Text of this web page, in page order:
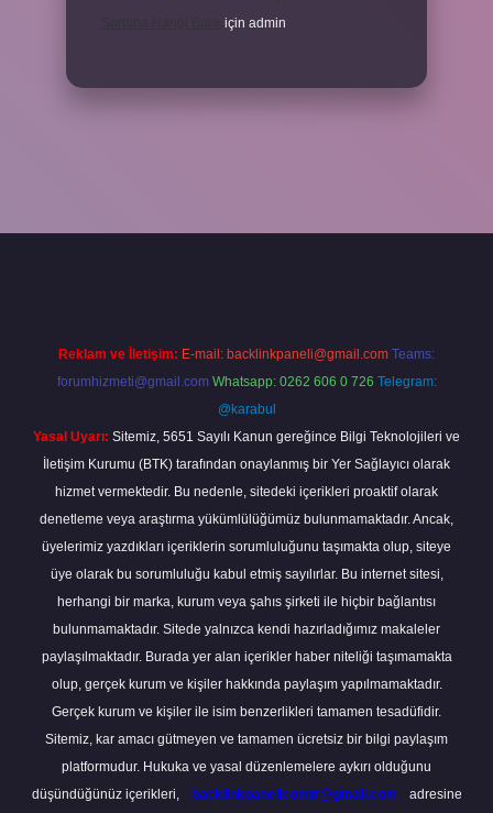
için admin
Reklam ve İletişim: E-mail: backlinkpaneli@gmail.com Teams:
forumhizmeti@gmail.com Whatsapp: 0262 606 0 726 Telegram:
@karabul
Yasal Uyarı: Sitemiz, 5651 Sayılı Kanun gereğince Bilgi Teknolojileri ve
İletişim Kurumu (BTK) tarafından onaylanmış bir Yer Sağlayıcı olarak
hizmet vermektedir. Bu nedenle, sitedeki içerikleri proaktif olarak
denetleme veya araştırma yükümlülüğümüz bulunmamaktadır. Ancak,
üyelerimiz yazdıkları içeriklerin sorumluluğunu taşımakta olup, siteye
üye olarak bu sorumluluğu kabul etmiş sayılırlar. Bu internet sitesi,
herhangi bir marka, kurum veya şahıs şirketi ile hiçbir bağlantısı
bulunmamaktadır. Sitede yalnızca kendi hazırladığımız makaleler
paylaşılmaktadır. Burada yer alan içerikler haber niteliği taşımamakta
olup, gerçek kurum ve kişiler hakkında paylaşım yapılmamaktadır.
Gerçek kurum ve kişiler ile isim benzerlikleri tamamen tesadüfidir.
Sitemiz, kar amacı gütmeyen ve tamamen ücretsiz bir bilgi paylaşım
platformudur. Hukuka ve yasal düzenlemelere aykırı olduğunu
düşündüğünüz içerikleri,
backlinkpanelicomtr@gmail.com adresine